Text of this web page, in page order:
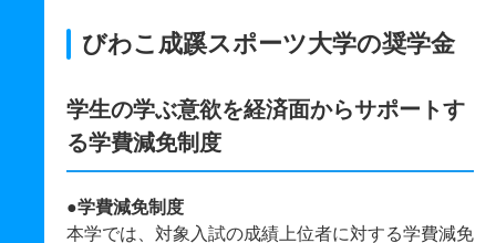
びわこ成蹊スポーツ大学の奨学金
学生の学ぶ意欲を経済面からサポートす
る学費減免制度
●学費減免制度
本学では、対象入試の成績上位者に対する学費減免